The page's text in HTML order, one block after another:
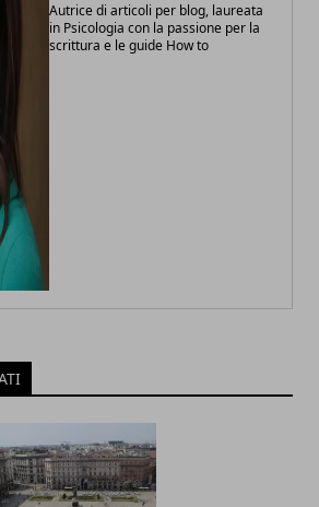
Autrice di articoli per blog, laureata
in Psicologia con la passione per la
scrittura e le guide How to